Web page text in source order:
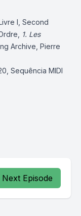
I, Second
1. Les
Archive, Pierre
Sequência MIDI
Next Episode